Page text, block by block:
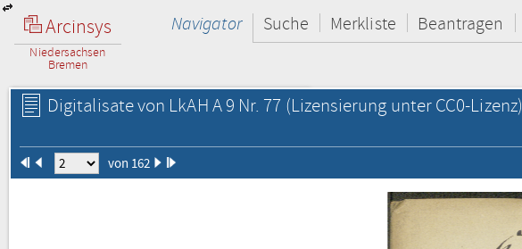
Arcinsys
Niedersachsen
Bremen
Navigator Suche Merkliste Beantragen
Digitalisate von LkAH A 9 Nr. 77 (Lizensierung unter CC0-Lizenz)
von 162